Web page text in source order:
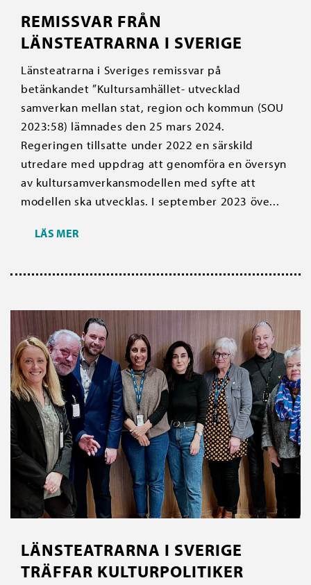
REMISSVAR FRÅN
LÄNSTEATRARNA I SVERIGE
Länsteatrarna i Sveriges remissvar på
betänkandet ”Kultursamhället- utvecklad
samverkan mellan stat, region och kommun (SOU
2023:58) lämnades den 25 mars 2024.
Regeringen tillsatte under 2022 en särskild
utredare med uppdrag att genomföra en översyn
av kultursamverkansmodellen med syfte att
modellen ska utvecklas. I september 2023 öve...
LÄS MER
LÄNSTEATRARNA I SVERIGE
TRÄFFAR KULTURPOLITIKER